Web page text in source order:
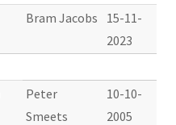
Bram Jacobs
15-11-
2023
Peter
Smeets
10-10-
2005